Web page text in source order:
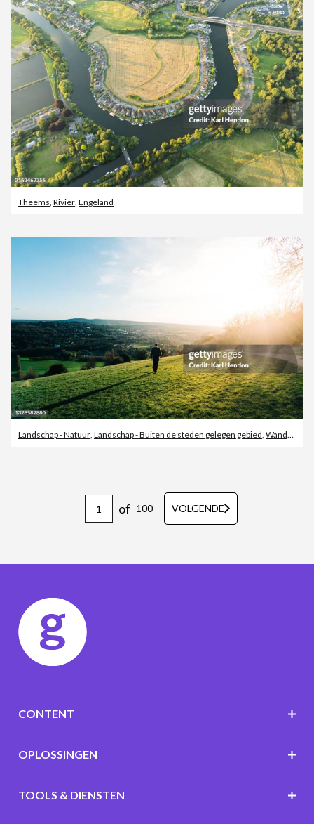
Theems Rivier Engeland
Landschap - Natuur, Landschap - Buiten de steden gelegen gebied, Wandelen - Buitensport
of 100 VOLGENDE
CONTENT
OPLOSSINGEN
TOOLS & DIENSTEN